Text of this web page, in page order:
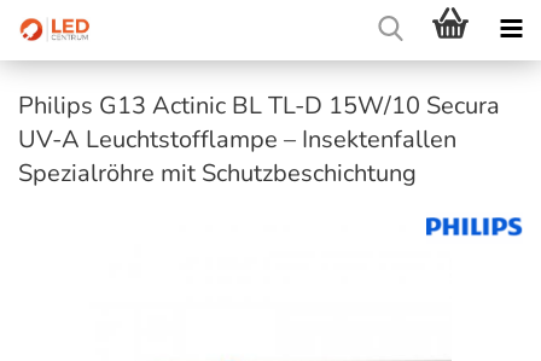
Philips G13 Actinic BL TL-D 15W/10 Secura
UV-A Leuchtstofflampe – Insektenfallen
Spezialröhre mit Schutzbeschichtung